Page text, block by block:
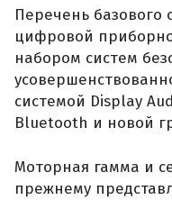
Перечень базового
цифровой
набором систем
системой Display
Bluetooth и новой
Моторная гамма и
прежнему